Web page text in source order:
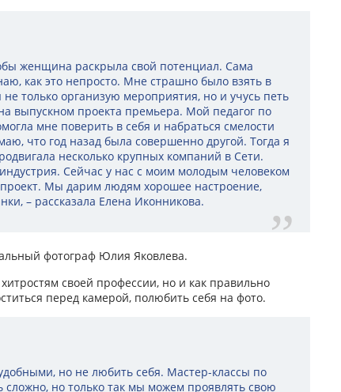
женщина раскрыла свой потенциал. Сама
как это непросто. Мне страшно было взять в
только организую мероприятия, но и учусь петь
выпускном проекта премьера. Мой педагог по
мне поверить в себя и набраться смелости
что год назад была совершенно другой. Тогда я
несколько крупных компаний в Сети.
Сейчас у нас с моим молодым человеком
Мы дарим людям хорошее настроение,
– рассказала Елена Иконникова.
фотограф Юлия Яковлева.
своей профессии, но и как правильно
перед камерой, полюбить себя на фото.
но не любить себя. Мастер-классы по
но только так мы можем проявлять свою